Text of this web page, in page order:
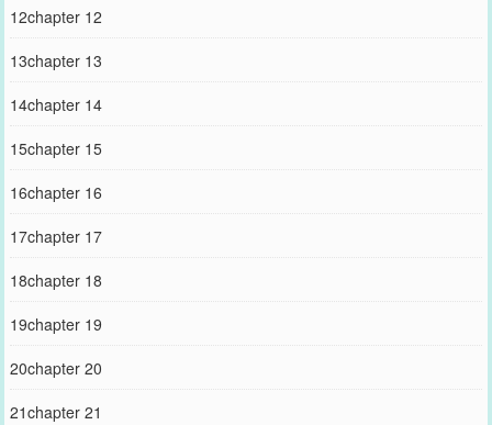
12chapter 12
13chapter 13
14chapter 14
15chapter 15
16chapter 16
17chapter 17
18chapter 18
19chapter 19
20chapter 20
21chapter 21